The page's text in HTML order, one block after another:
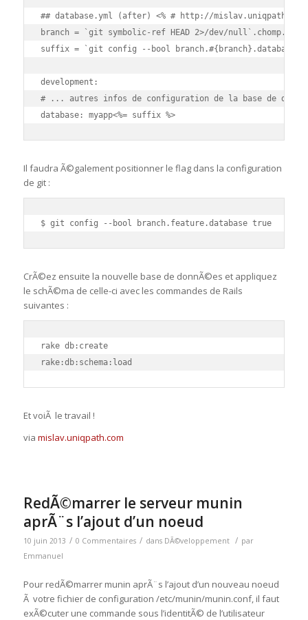
## database.yml (after) <% # http://
branch = `git symbolic-ref HEAD 2>/dev/
suffix = `git config --bool
development:
# ... autres infos de configuration de la base de
database: myapp<%= suffix %>
Il faudra Ã©galement positionner le flag dans la configuration
de git :
$ git config --bool branch.feature.database true
CrÃ©ez ensuite la nouvelle base de donnÃ©es et appliquez
le schÃ©ma de celle-ci avec les commandes de Rails
suivantes :
rake db:create
rake:db:schema:load
Et voiÃ le travail !
via mislav.uniqpath.com
RedÃ©marrer le serveur munin
aprÃ¨s l’ajout d’un noeud
10 juin 2013 / 0 Commentaires / dans DÃ©veloppement / par
Emmanuel
Pour redÃ©marrer munin aprÃ¨s l’ajout d’un nouveau noeud
Ã votre fichier de configuration /etc/munin/munin.conf, il faut
exÃ©cuter une commande sous l’identitÃ© de l’utilisateur